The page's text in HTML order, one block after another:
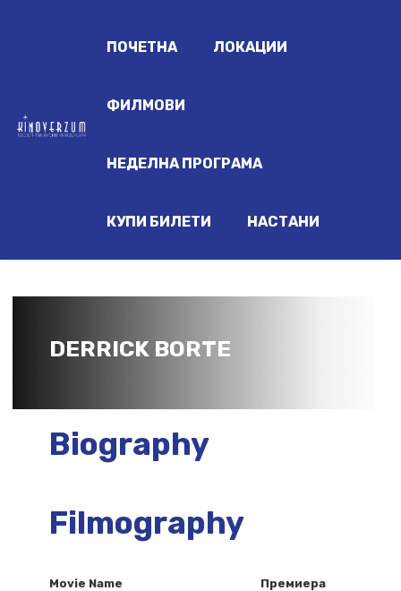
ПОЧЕТНА ЛОКАЦИИ
ФИЛМОВИ
НЕДЕЛНА ПРОГРАМА
КУПИ БИЛЕТИ НАСТАНИ
DERRICK BORTE
Biography
Filmography
Movie Name Премиера